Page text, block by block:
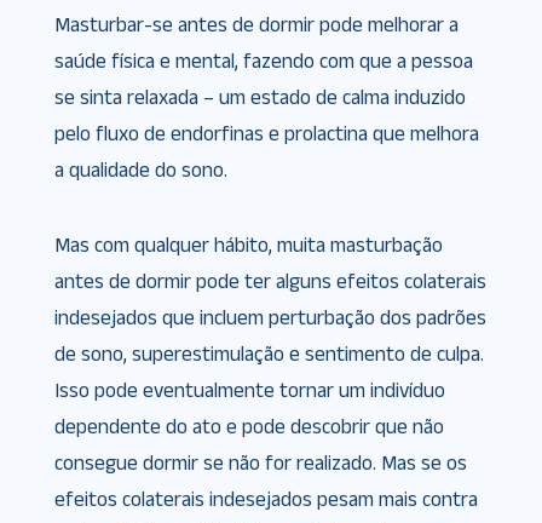
Masturbar-se antes de dormir pode melhorar a
saúde física e mental, fazendo com que a pessoa
se sinta relaxada – um estado de calma induzido
pelo fluxo de endorfinas e prolactina que melhora
a qualidade do sono.
Mas com qualquer hábito, muita masturbação
antes de dormir pode ter alguns efeitos colaterais
indesejados que incluem perturbação dos padrões
de sono, superestimulação e sentimento de culpa.
Isso pode eventualmente tornar um indivíduo
dependente do ato e pode descobrir que não
consegue dormir se não for realizado. Mas se os
efeitos colaterais indesejados pesam mais contra